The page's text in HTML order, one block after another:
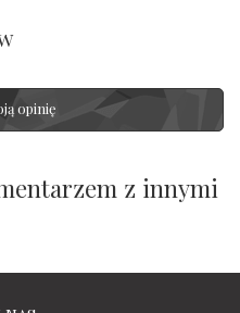
opinię
z innymi